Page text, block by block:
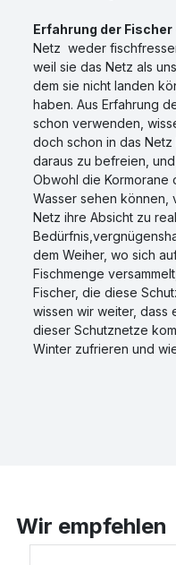
Erfahrung der Fischer
Netz weder
weil sie das Netz als
dem sie nicht landen
haben. Aus Erfahrung
schon verwenden,
doch schon in das
daraus zu befreien,
Obwohl die Kormorane
Wasser sehen können,
Netz ihre Absicht zu
dem Weiher, wo sich
Fischmenge
Fischer, die diese
wissen wir weiter, dass
dieser Schutznetze
Winter zufrieren und
Wir empfehlen